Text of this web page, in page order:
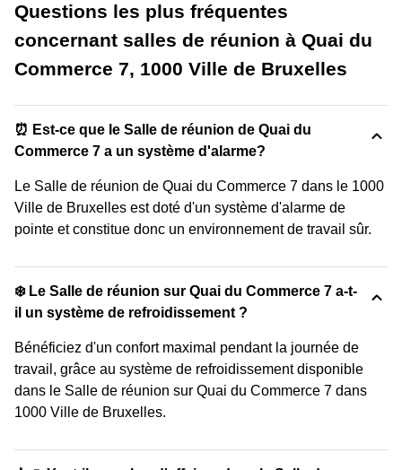
Questions les plus fréquentes
concernant salles de réunion à Quai du
Commerce 7, 1000 Ville de Bruxelles
⏰ Est-ce que le Salle de réunion de Quai du
Commerce 7 a un système d'alarme?
Le Salle de réunion de Quai du Commerce 7 dans le 1000
Ville de Bruxelles est doté d'un système d'alarme de
pointe et constitue donc un environnement de travail sûr.
❄️ Le Salle de réunion sur Quai du Commerce 7 a-t-
il un système de refroidissement ?
Bénéficiez d'un confort maximal pendant la journée de
travail, grâce au système de refroidissement disponible
dans le Salle de réunion sur Quai du Commerce 7 dans
1000 Ville de Bruxelles.